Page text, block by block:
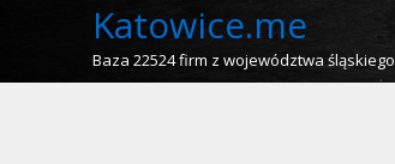
Katowice.me
Baza 22524 firm z województwa śląskiego